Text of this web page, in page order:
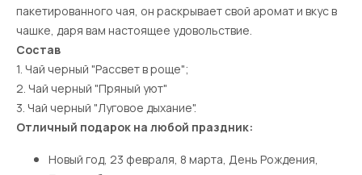
пакетированного чая, он раскрывает свой аромат и вкус в
чашке, даря вам настоящее удовольствие.
Состав
1. Чай черный "Рассвет в роще";
2. Чай черный "Пряный уют"
3. Чай черный "Луговое дыхание".
Отличный подарок на любой праздник:
Новый год, 23 февраля, 8 марта, День Рождения,